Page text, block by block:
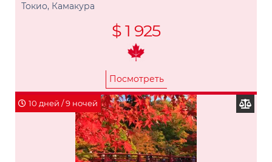
Токио, Камакура
$ 1 925
Посмотреть
10 дней / 9 ночей